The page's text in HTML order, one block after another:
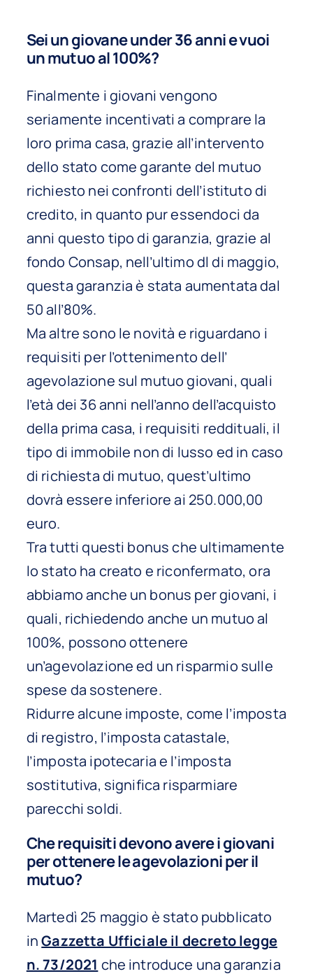
Sei un giovane under 36 anni e vuoi
un mutuo al 100%?
Finalmente i giovani vengono
seriamente incentivati a comprare la
loro prima casa, grazie all’intervento
dello stato come garante del mutuo
richiesto nei confronti dell’istituto di
credito, in quanto pur essendoci da
anni questo tipo di garanzia, grazie al
fondo Consap, nell’ultimo dl di maggio,
questa garanzia è stata aumentata dal
50 all’80%.
Ma altre sono le novità e riguardano i
requisiti per l’ottenimento dell’
agevolazione sul mutuo giovani, quali
l’età dei 36 anni nell’anno dell’acquisto
della prima casa, i requisiti reddituali, il
tipo di immobile non di lusso ed in caso
di richiesta di mutuo, quest’ultimo
dovrà essere inferiore ai 250.000,00
euro.
Tra tutti questi bonus che ultimamente
lo stato ha creato e riconfermato, ora
abbiamo anche un bonus per giovani, i
quali, richiedendo anche un mutuo al
100%, possono ottenere
un’agevolazione ed un risparmio sulle
spese da sostenere.
Ridurre alcune imposte, come l’imposta
di registro, l’imposta catastale,
l’imposta ipotecaria e l’imposta
sostitutiva, significa risparmiare
parecchi soldi.
Che requisiti devono avere i giovani
per ottenere le agevolazioni per il
mutuo?
Martedì 25 maggio è stato pubblicato
inGazzetta Ufficiale il decreto legge
n. 73/2021 che introduce una garanzia